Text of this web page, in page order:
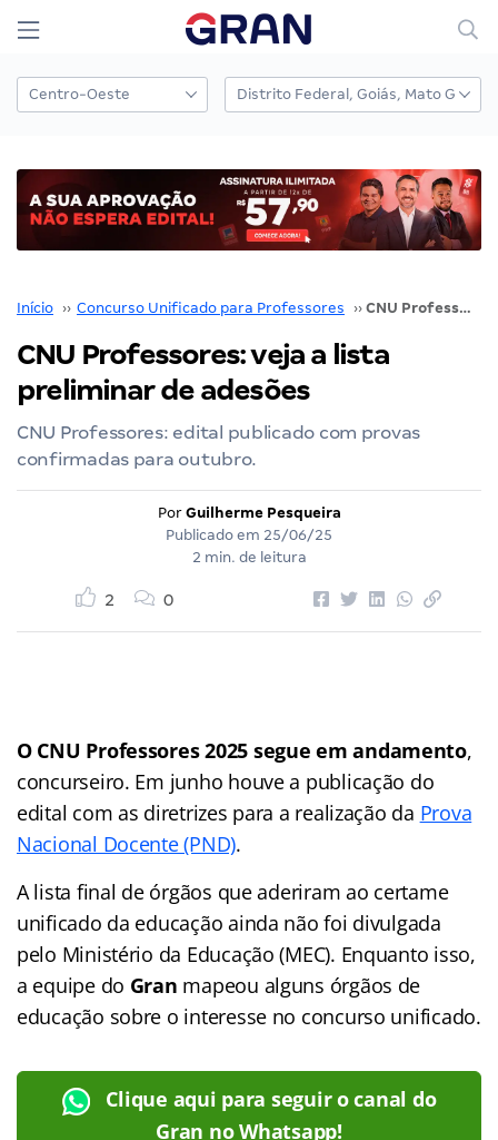
Início ›› Concurso Unificado para Professores ›› CNU Professores: veja a lista preliminar de adesões
CNU Professores: veja a lista
preliminar de adesões
CNU Professores: edital publicado com provas
confirmadas para outubro.
Por Guilherme Pesqueira
Publicado em 25/06/25
2 min. de leitura
2 0
O CNU Professores 2025 segue em andamento,
concurseiro. Em junho houve a publicação do
edital com as diretrizes para a realização da Prova
Nacional Docente (PND).
A lista final de órgãos que aderiram ao certame
unificado da educação ainda não foi divulgada
pelo Ministério da Educação (MEC). Enquanto isso,
a equipe do Gran mapeou alguns órgãos de
educação sobre o interesse no concurso unificado.
Clique aqui para seguir o canal do
Gran no Whatsapp!